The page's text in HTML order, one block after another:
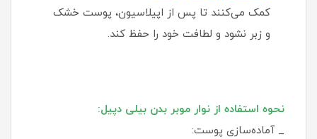
کمک می‌کنند تا پس از اپیلاسیون، پوست خشک
و زبر نشود و لطافت خود را حفظ کند.
نحوه استفاده از نوار موبر بدن بیلی دپیل:
_ آماده‌سازی پوست: